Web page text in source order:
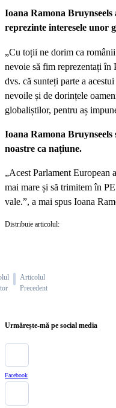
Ioana Ramona
reprezinte interesele unor
„Cu toții ne dorim ca
nevoie să fim reprezentați în
dvs. că sunteți parte a
nevoile și de dorințele
globaliștilor, pentru aș
Ioana Ramona Bruynseels
noastre ca națiune.
„Acest Parlament European
mai mare și să trimitem în
vale.”, a mai spus Ioana
Distribuie articolul:
Articolul
Precedent
Urmărește-mă pe social media
Facebook